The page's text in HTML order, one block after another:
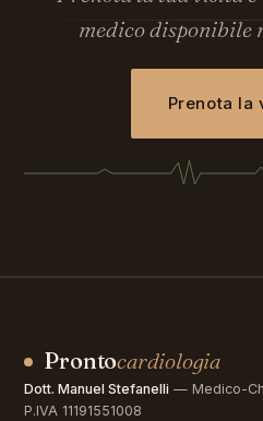
medico disponibile
Prenota la
Prontocardiologia
Dott. Manuel Stefanelli — Medico-
P.IVA 11191551008